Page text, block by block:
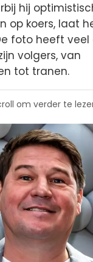
hij
op koers, laat
foto heeft
volgers, van
tot tranen.
om verder te